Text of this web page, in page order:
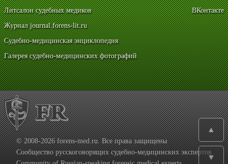
Литсалон судебных медиков
Журнал journal.forens-lit.ru
Судебно-медицинская энциклопедия
Галерея судебно-медицинских фотографий
ВКонтакте
© 2008-2026 forens-med.ru. Все права защищены
Сообщество русскоговорящих судебно-медицинских экспертов
▲
▼